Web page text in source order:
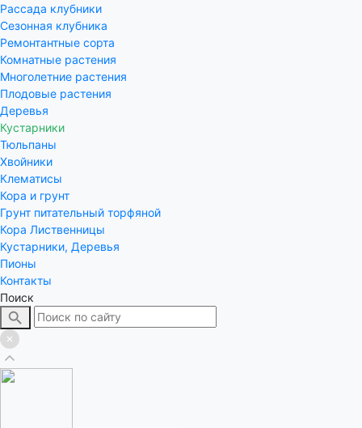
Рассада клубники
Сезонная клубника
Ремонтантные сорта
Комнатные растения
Многолетние растения
Плодовые растения
Деревья
Кустарники
Тюльпаны
Хвойники
Клематисы
Кора и грунт
Грунт питательный торфяной
Кора Лиственницы
Кустарники, Деревья
Пионы
Контакты
Поиск